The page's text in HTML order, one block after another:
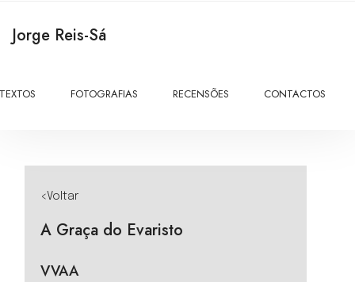
Jorge Reis-Sá
TEXTOS FOTOGRAFIAS RECENSÕES CONTACTOS
<Voltar
A Graça do Evaristo
VVAA